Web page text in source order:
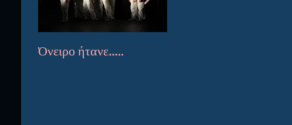
Όνειρο ήτανε…..